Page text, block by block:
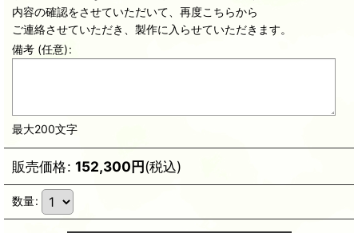
内容の確認をさせていただいて、再度こちらから
ご連絡させていただき、製作に入らせていただきます。
備考 (任意):
最大200文字
販売価格: 152,300円(税込)
数量: